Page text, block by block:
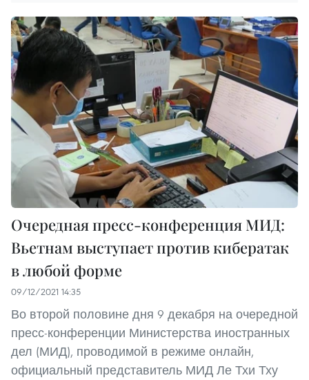
Очередная пресс-конференция МИД:
Вьетнам выступает против кибератак
в любой форме
09/12/2021 14:35
Во второй половине дня 9 декабря на очередной
пресс-конференции Министерства иностранных
дел (МИД), проводимой в режиме онлайн,
официальный представитель МИД Ле Тхи Тху